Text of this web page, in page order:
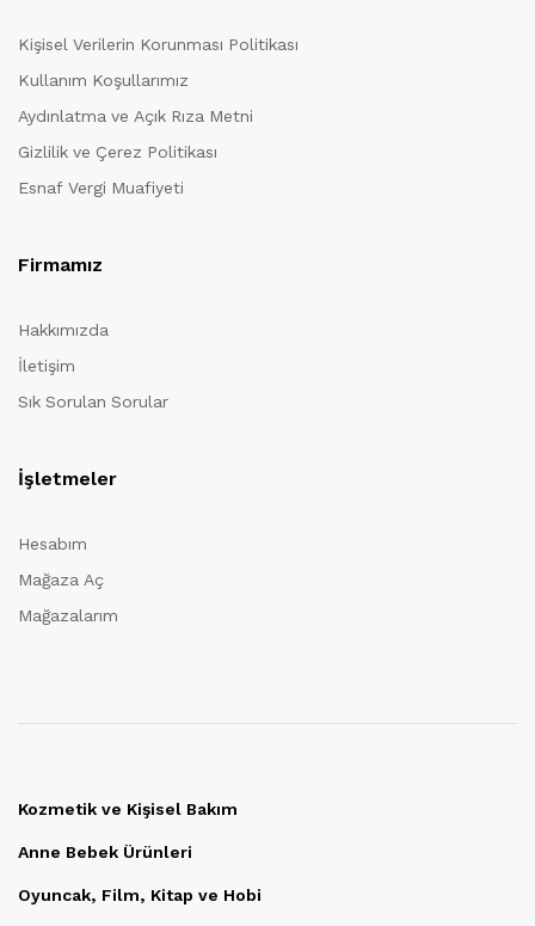
Kişisel Verilerin Korunması Politikası
Kullanım Koşullarımız
Aydınlatma ve Açık Rıza Metni
Gizlilik ve Çerez Politikası
Esnaf Vergi Muafiyeti
Firmamız
Hakkımızda
İletişim
Sık Sorulan Sorular
İşletmeler
Hesabım
Mağaza Aç
Mağazalarım
Kozmetik ve Kişisel Bakım
Anne Bebek Ürünleri
Oyuncak, Film, Kitap ve Hobi